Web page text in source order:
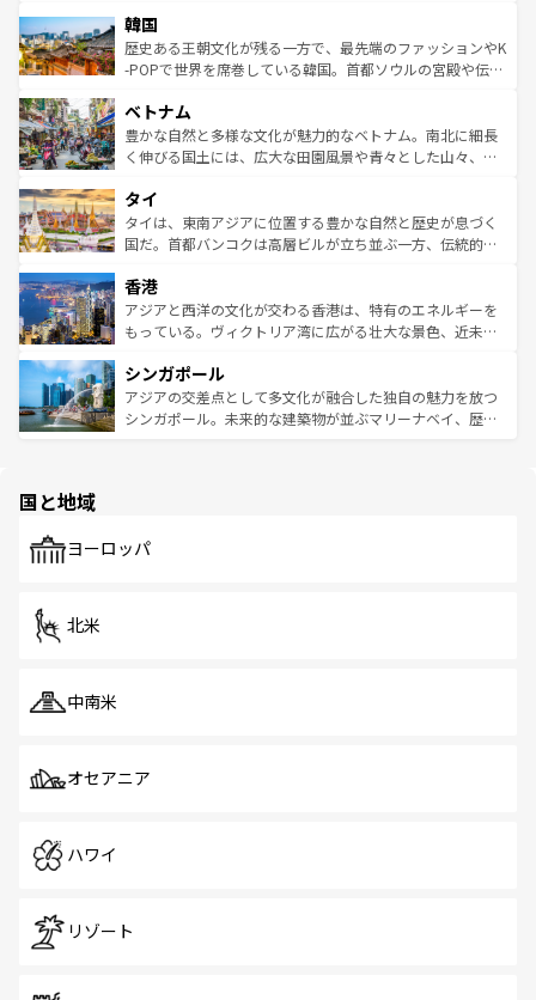
ワイを、存分に味わってほしい。 なお、新着のハワイ情報
はコンテンツ一覧を参照してほしい。
いる。アクティビティも充実しており、サーフィンやダイ
ビング、ハイキングなど、アウトドア好きにはたまらな
い。オーストラリアの多彩な魅力を存分に味わいつくそ
参照してほしい。
ン）、静ひつな山岳地帯である台湾東部など、都市の喧騒
と山間の静けさが共存しており、訪れる人に新しい発見と
驚きをもたらしてくれる。また、奥深い台湾の食文化も魅
容にもいいと評判のスイーツなど、バラエティ豊かな料理
が味わえる。 なお、新着の台湾情報は コンテンツ一覧を参
照してほしい。
韓国
歴史ある王朝文化が残る一方で、最先端のファッションやK
-POPで世界を席巻している韓国。首都ソウルの宮殿や伝統
き、地方に足を延ばせば四季折々の自然美を楽しむことが
できる。そして、キムチや焼肉、絶品のストリートフード
まで、さまざまな韓国料理が待っている。夜には、韓国な
リティに包まれながら、韓国の多彩な魅力を心ゆくまで味
わってみてほしい。 なお、新着の韓国情報はコンテンツ一
覧を参照してほしい。
ベトナム
豊かな自然と多様な文化が魅力的なベトナム。南北に細長
く伸びる国土には、広大な田園風景や青々とした山々、世
急速な発展と共に伝統が息づく。ハノイの古い町並みやホ
ーチミン市のフランス統治時代の建物も、独特の雰囲気を
醸し出している。また、バラエティの豊かさとおいしさで
とつ。フォーやバインミー、ベトナムコーヒーなどは、ぜ
ひ現地で味わいたい。どの地域を訪れてもあたたかい人々
が旅行者を迎えてくれるので、きっと忘れられない旅にな
参照してほしい。
タイ
タイは、東南アジアに位置する豊かな自然と歴史が息づく
国だ。首都バンコクは高層ビルが立ち並ぶ一方、伝統的な
の活気が交差している。北部ではチェンマイなどの山岳地
帯で自然と触れ合い、南部ではプーケットやクラビの美し
いビーチでリゾート気分を楽しむことができる。タイ料理
激する。気候は一年中温暖で、どの季節にも異なる楽しみ
が待っている。親しみやすいタイの人々、仏教を中心とし
た文化、そして多様な観光資源が、訪れる旅人を魅了し続
香港
アジアと西洋の文化が交わる香港は、特有のエネルギーを
もっている。ヴィクトリア湾に広がる壮大な景色、近未来
み、どこを訪れても感動するはず。観光スポットが密集し
ており、効率よく見どころを回れるのも魅力。息をのむよ
うな絶景から文化的な体験まで、香港を存分に楽しみ尽く
シンガポール
アジアの交差点として多文化が融合した独自の魅力を放つ
シンガポール。未来的な建築物が並ぶマリーナベイ、歴史
で、ホーカーズは地元の風情を楽しめる外せないスポット
国と地域
ヨーロッパ
北米
中南米
オセアニア
ハワイ
リゾート